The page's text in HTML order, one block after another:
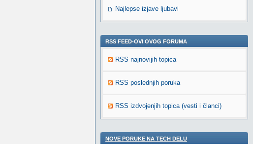
Najlepse izjave ljubavi
RSS FEED-OVI OVOG FORUMA
RSS najnovijih topica
RSS poslednjih poruka
RSS izdvojenjih topica (vesti i članci)
NOVE PORUKE NA TECH DELU